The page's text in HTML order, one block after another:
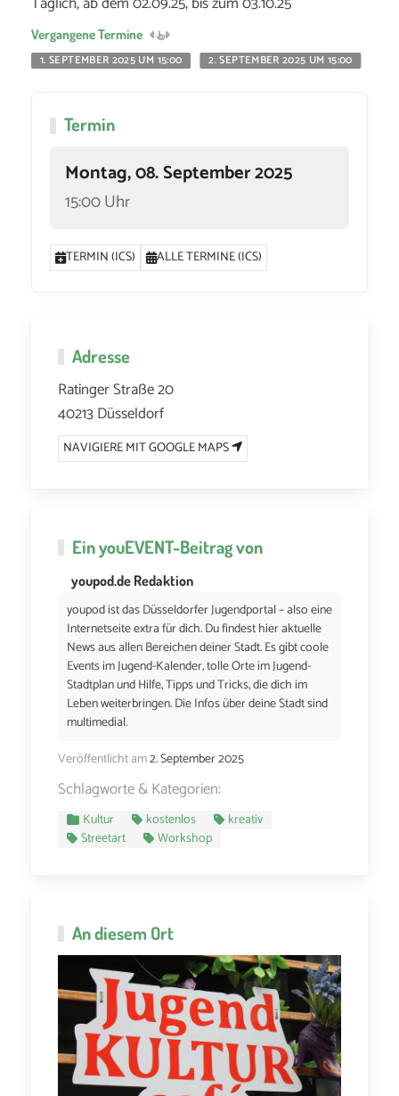
Vergangene Termine
1. SEPTEMBER 2025 UM 15:00
2. SEPTEMBER 2025 UM 15:00
Termin
Montag, 08. September 2025
15:00 Uhr
TERMIN (ICS) ALLE TERMINE (ICS)
Adresse
Ratinger Straße 20
40213 Düsseldorf
NAVIGIERE MIT GOOGLE MAPS
EinyouEVENT-Beitrag von
youpod.de Redaktion
youpod ist das Düsseldorfer Jugendportal – also eine
Internetseite extra für dich. Du findest hier aktuelle
News aus allen Bereichen deiner Stadt. Es gibt coole
Events im Jugend-Kalender, tolle Orte im Jugend-
Stadtplan und Hilfe, Tipps und Tricks, die dich im
Leben weiterbringen. Die Infos über deine Stadt sind
multimedial.
Veröffentlicht am2. September 2025
Schlagworte & Kategorien:
Kultur kostenlos
kreativ
Streetart
Workshop
An diesem Ort